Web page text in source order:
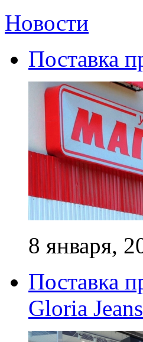
Новости
Поставка
8 января,
Поставка
Gloria Jeans